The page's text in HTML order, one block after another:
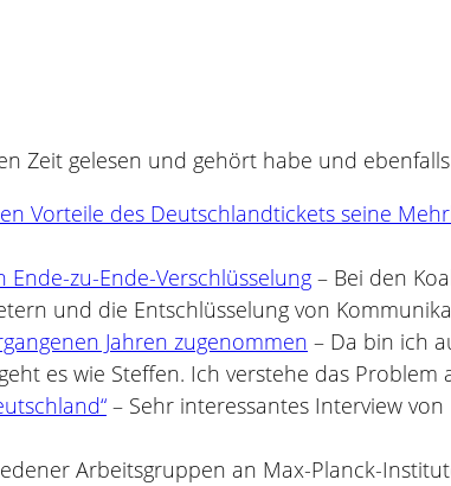
Zeit gelesen und gehört habe und
Vorteile des Deutschlandtickets seine
zu-Ende-Verschlüsselung – Bei den
und die Entschlüsselung von
Jahren zugenommen – Da bin ich
es wie Steffen. Ich verstehe das Problem
– Sehr interessantes Interview
Arbeitsgruppen an Max-Planck-